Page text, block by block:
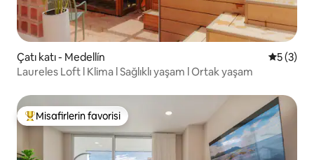
Çatı katı - Medellín 55 (3)
Laureles Loft l Klima l Sağlıklı yaşam l Ortak yaşam
Misafirlerin favorilerinden en beğenilenler arasında
Misafirlerin favorisi